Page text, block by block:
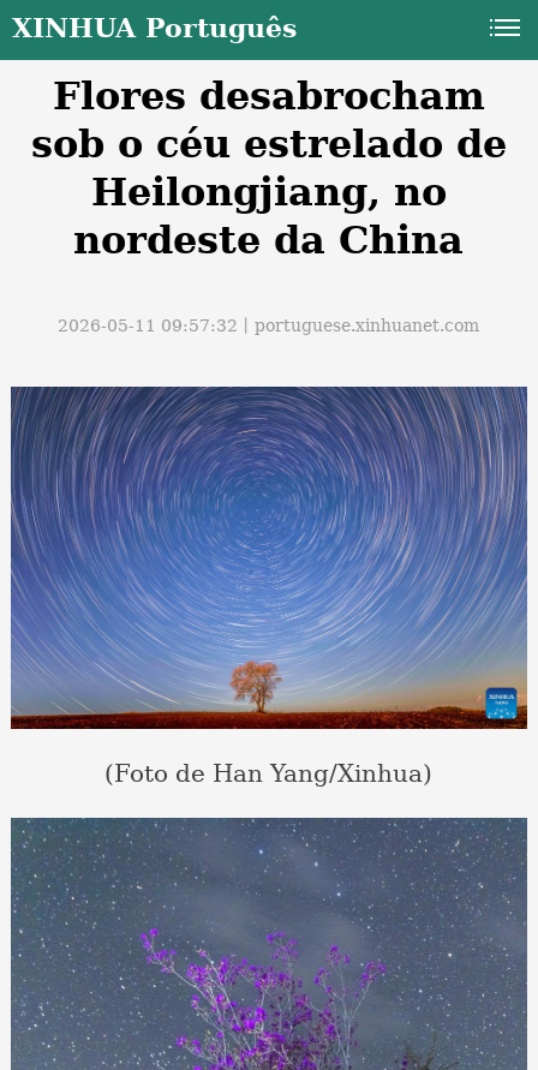
XINHUA Português
Flores desabrocham
sob o céu estrelado de
Heilongjiang, no
nordeste da China
2026-05-11 09:57:32丨portuguese.xinhuanet.com
(Foto de Han Yang/Xinhua)